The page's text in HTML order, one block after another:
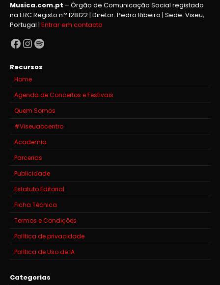
Musica.com.pt – Órgão de Comunicação Social registado
na ERC Registo n.º 128122 | Diretor: Pedro Ribeiro | Sede: Viseu,
Portugal | Entrar em contacto
Facebook
Instagram
Spotify
Recursos
Home
Agenda de Concertos e Festivais
Quem Somos
#Viseuaocentro
Academia
Parcerias
Publicidade
Estatuto Editorial
Ficha Técnica
Termos e Condições
Política de privacidade
Política de Uso de IA
Categorias